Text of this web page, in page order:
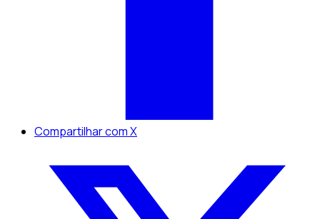
Compartilhar com X